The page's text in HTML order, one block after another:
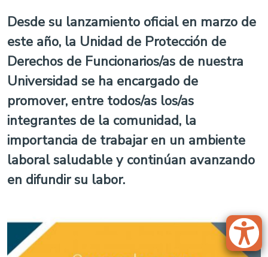
Desde su lanzamiento oficial en marzo de
este año, la Unidad de Protección de
Derechos de Funcionarios/as de nuestra
Universidad se ha encargado de
promover, entre todos/as los/as
integrantes de la comunidad, la
importancia de trabajar en un ambiente
laboral saludable y continúan avanzando
en difundir su labor.